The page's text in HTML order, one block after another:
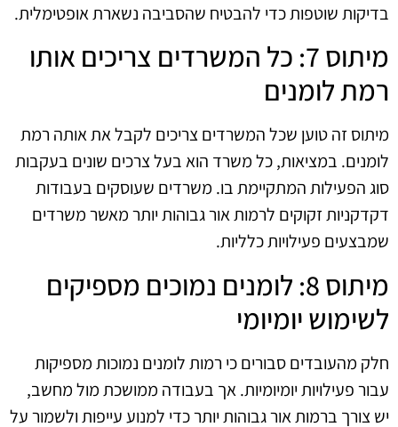
בדיקות שוטפות כדי להבטיח שהסביבה נשארת אופטימלית.
מיתוס 7: כל המשרדים צריכים אותו
רמת לומנים
מיתוס זה טוען שכל המשרדים צריכים לקבל את אותה רמת
לומנים. במציאות, כל משרד הוא בעל צרכים שונים בעקבות
סוג הפעילות המתקיימת בו. משרדים שעוסקים בעבודות
דקדקניות זקוקים לרמות אור גבוהות יותר מאשר משרדים
שמבצעים פעילויות כלליות.
מיתוס 8: לומנים נמוכים מספיקים
לשימוש יומיומי
חלק מהעובדים סבורים כי רמות לומנים נמוכות מספיקות
עבור פעילויות יומיומיות. אך בעבודה ממושכת מול מחשב,
יש צורך ברמות אור גבוהות יותר כדי למנוע עייפות ולשמור על